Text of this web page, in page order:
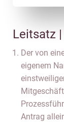
Leitsatz |
Der von
eigenem
Antrag